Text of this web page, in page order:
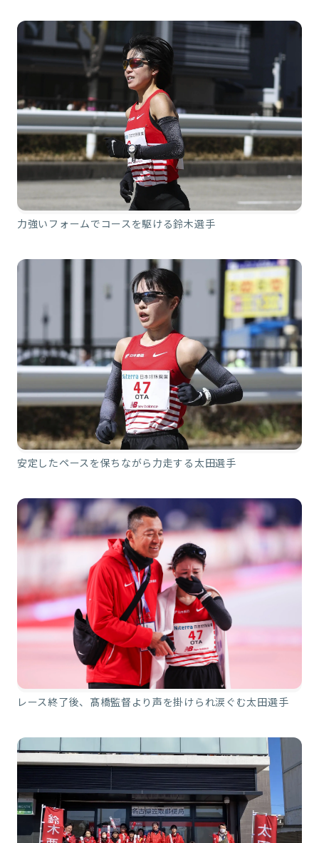
力強いフォームでコースを駆ける鈴木選手
安定したペースを保ちながら力走する太田選手
レース終了後、髙橋監督より声を掛けられ涙ぐむ太田選手